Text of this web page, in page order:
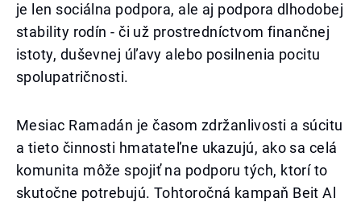
je len sociálna podpora, ale aj podpora dlhodobej
stability rodín - či už prostredníctvom finančnej
istoty, duševnej úľavy alebo posilnenia pocitu
spolupatričnosti.
Mesiac Ramadán je časom zdržanlivosti a súcitu
a tieto činnosti hmatateľne ukazujú, ako sa celá
komunita môže spojiť na podporu tých, ktorí to
skutočne potrebujú. Tohtoročná kampaň Beit Al